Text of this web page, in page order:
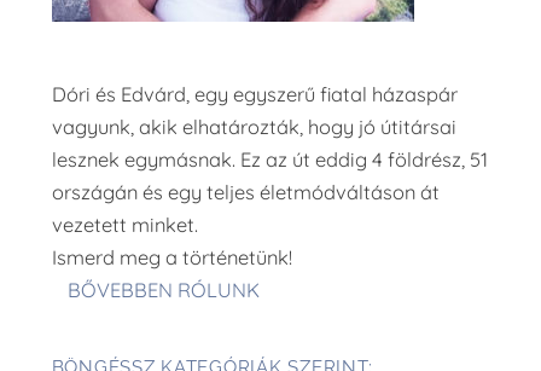
Dóri és Edvárd, egy egyszerű fiatal házaspár
vagyunk, akik elhatározták, hogy jó útitársai
lesznek egymásnak. Ez az út eddig 4 földrész, 51
országán és egy teljes életmódváltáson át
vezetett minket.
Ismerd meg a történetünk!
BŐVEBBEN RÓLUNK
BÖNGÉSSZ KATEGÓRIÁK SZERINT: